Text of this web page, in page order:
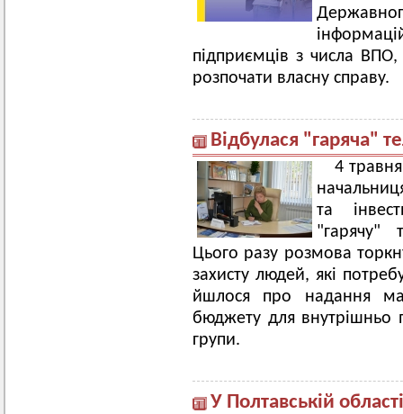
підприємців з числа
розпочати власну справу.
Відбулася "гаряча"
4
та
"гарячу"
Цього разу розмова
захисту людей, які
йшлося про надання
бюджету для внутрішньо
групи.
У Полтавській